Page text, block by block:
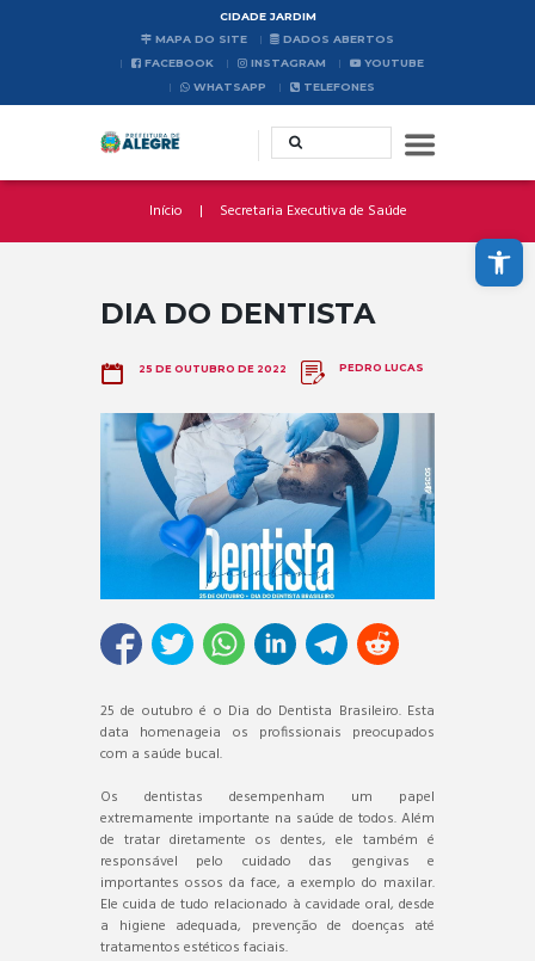
Abrir a barra de ferramentas
CIDADE JARDIM
MAPA DO SITE
DADOS ABERTOS
FACEBOOK
INSTAGRAM
YOUTUBE
WHATSAPP
TELEFONES
Início Secretaria Executiva de Saúde
DIA DO DENTISTA
25 DE OUTUBRO DE 2022 PEDRO LUCAS
25 de outubro é o Dia do Dentista Brasileiro. Esta
data homenageia os profissionais preocupados
com a saúde bucal.
Os dentistas desempenham um papel
extremamente importante na saúde de todos. Além
de tratar diretamente os dentes, ele também é
responsável pelo cuidado das gengivas e
importantes ossos da face, a exemplo do maxilar.
Ele cuida de tudo relacionado à cavidade oral, desde
a higiene adequada, prevenção de doenças até
tratamentos estéticos faciais.